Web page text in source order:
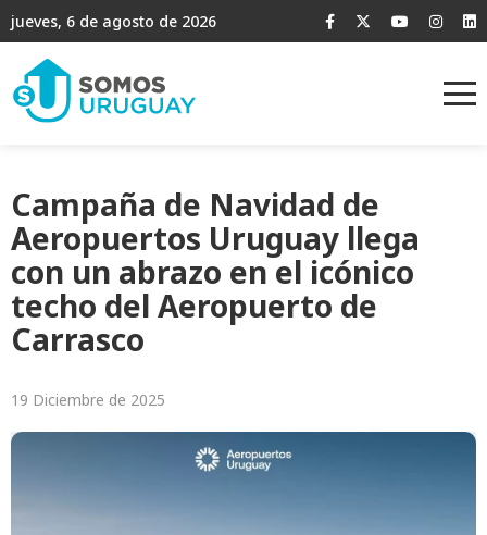
jueves, 6 de agosto de 2026
Campaña de Navidad de
Aeropuertos Uruguay llega
con un abrazo en el icónico
techo del Aeropuerto de
Carrasco
19 Diciembre de 2025